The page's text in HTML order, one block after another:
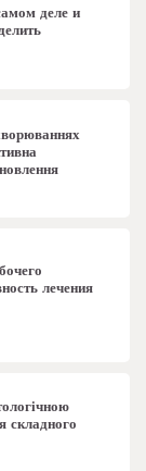
деле и
лечения
складного